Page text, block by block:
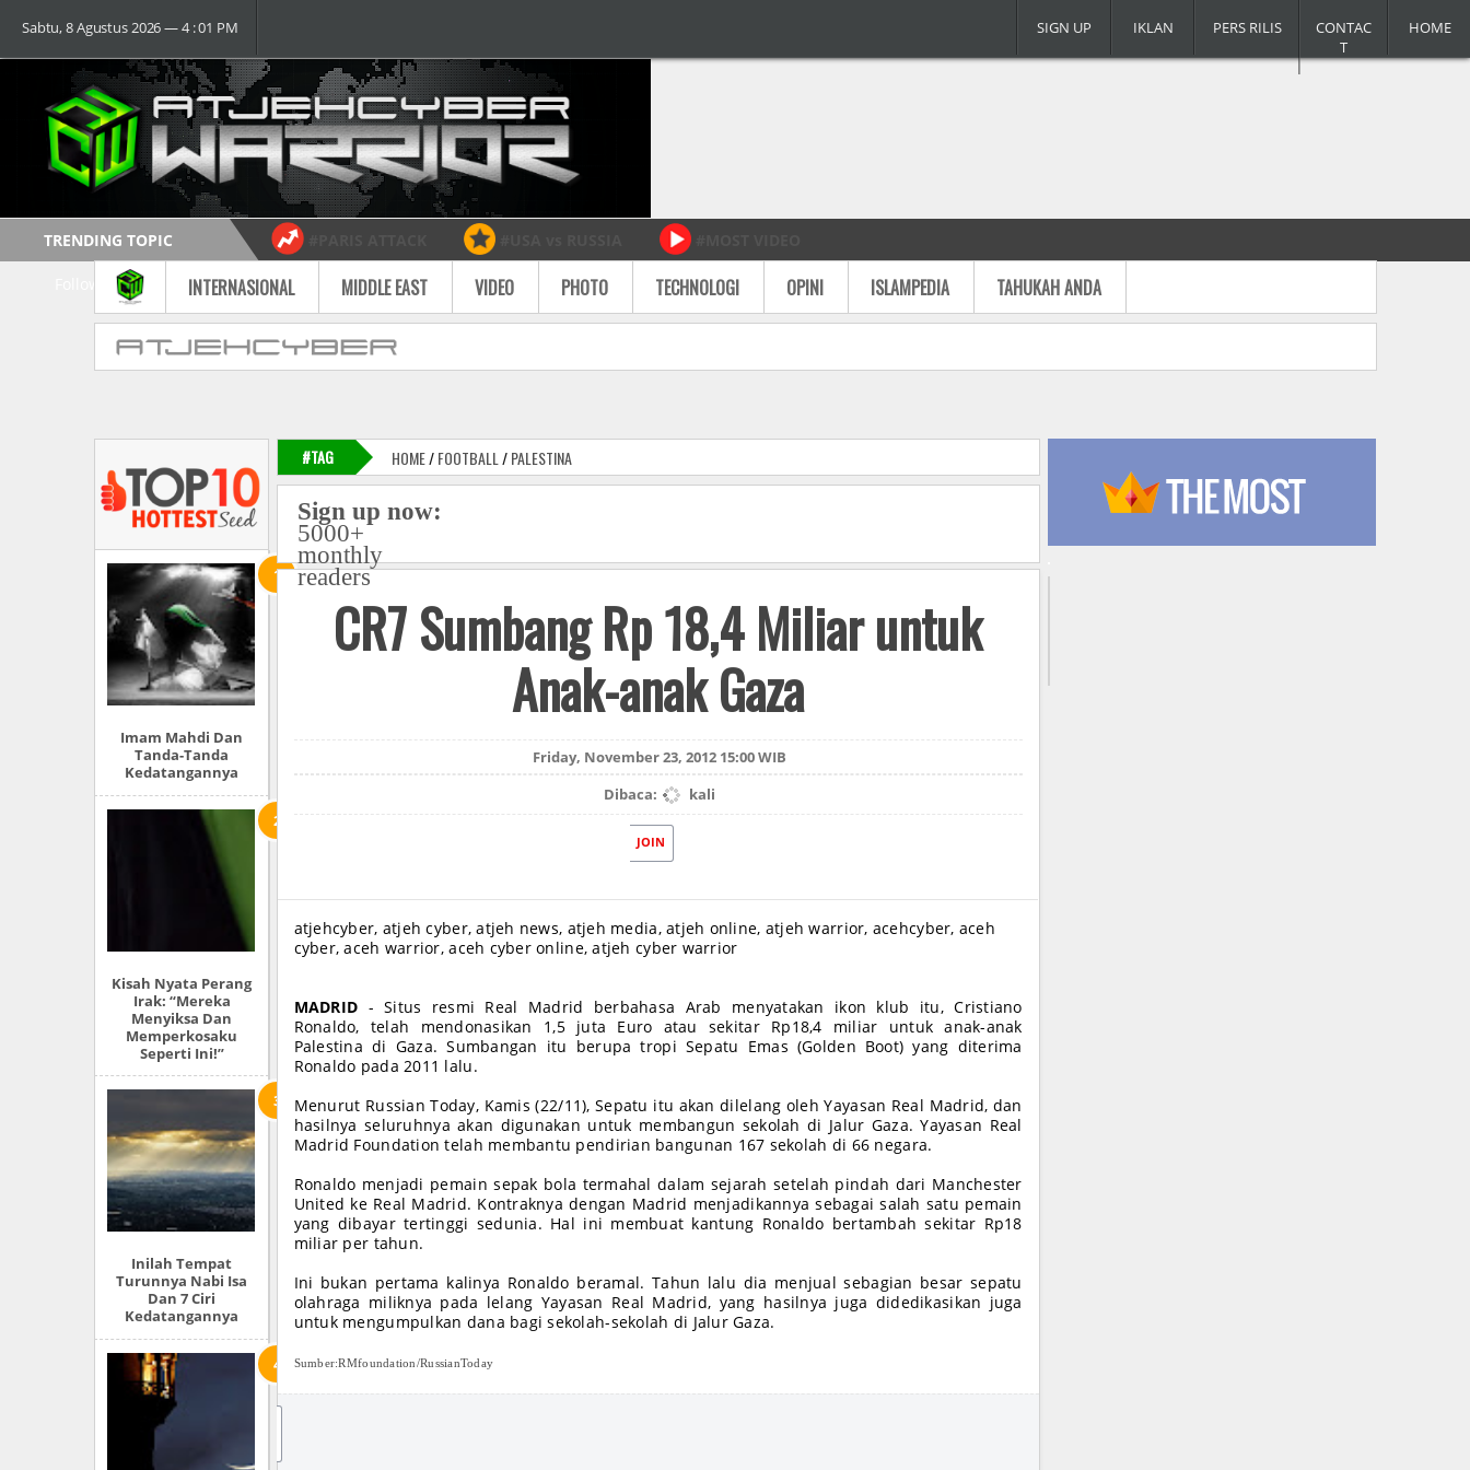
Sabtu, 8 Agustus 2026 ― 4 : 01 PM HOME
CONTAC
T
PERS RILIS
IKLAN
SIGN UP
TRENDING TOPIC
INTERNASIONAL MIDDLE EAST VIDEO PHOTO TECHNOLOGI OPINI ISLAMPEDIA TAHUKAH ANDA
Imam Mahdi Dan
Tanda-Tanda
Kedatangannya
Kisah Nyata Perang
Irak: “Mereka
Menyiksa Dan
Memperkosaku
Seperti Ini!”
Inilah Tempat
Turunnya Nabi Isa
Dan 7 Ciri
Kedatangannya
#TAG HOME/FOOTBALL /PALESTINA
Sign up now:
5000+
monthly
readers
CR7 Sumbang Rp 18,4 Miliar untuk
Anak-anak Gaza
Friday, November 23, 2012 15:00 WIB
Dibaca:
kali
JOIN
atjehcyber, atjeh cyber, atjeh news, atjeh media, atjeh online, atjeh warrior, acehcyber, aceh
cyber, aceh warrior, aceh cyber online, atjeh cyber warrior
MADRID - Situs resmi Real Madrid berbahasa Arab menyatakan ikon klub itu, Cristiano
Ronaldo, telah mendonasikan 1,5 juta Euro atau sekitar Rp18,4 miliar untuk anak-anak
Palestina di Gaza. Sumbangan itu berupa tropi Sepatu Emas (Golden Boot) yang diterima
Ronaldo pada 2011 lalu.
Menurut Russian Today, Kamis (22/11), Sepatu itu akan dilelang oleh Yayasan Real Madrid, dan
hasilnya seluruhnya akan digunakan untuk membangun sekolah di Jalur Gaza. Yayasan Real
Madrid Foundation telah membantu pendirian bangunan 167 sekolah di 66 negara.
Ronaldo menjadi pemain sepak bola termahal dalam sejarah setelah pindah dari Manchester
United ke Real Madrid. Kontraknya dengan Madrid menjadikannya sebagai salah satu pemain
yang dibayar tertinggi sedunia. Hal ini membuat kantung Ronaldo bertambah sekitar Rp18
miliar per tahun.
Ini bukan pertama kalinya Ronaldo beramal. Tahun lalu dia menjual sebagian besar sepatu
olahraga miliknya pada lelang Yayasan Real Madrid, yang hasilnya juga didedikasikan juga
untuk mengumpulkan dana bagi sekolah-sekolah di Jalur Gaza.
Sumber:RMfoundation/RussianToday